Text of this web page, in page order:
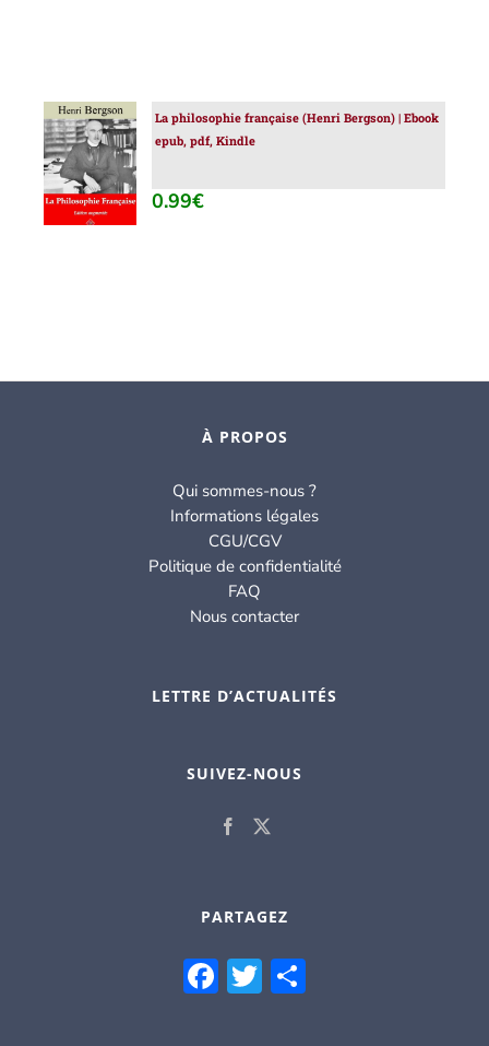
AJOUTER
AU
PANIER
/
DÉTAILS
La philosophie française (Henri Bergson) | Ebook
epub, pdf, Kindle
0.99€
À PROPOS
Qui sommes-nous ?
Informations légales
CGU/CGV
Politique de confidentialité
FAQ
Nous contacter
LETTRE D’ACTUALITÉS
SUIVEZ-NOUS
PARTAGEZ
Facebook
Twitter